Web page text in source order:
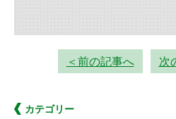
＜前の記事へ 次
カテゴリー